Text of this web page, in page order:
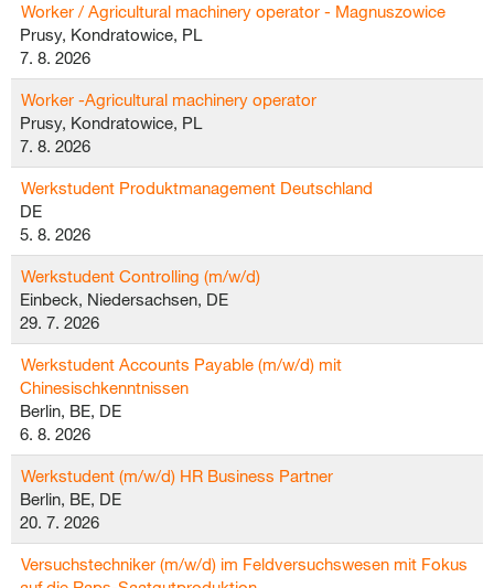
Worker / Agricultural machinery operator - Magnuszowice
Prusy, Kondratowice, PL
7. 8. 2026
Worker -Agricultural machinery operator
Prusy, Kondratowice, PL
7. 8. 2026
Werkstudent Produktmanagement Deutschland
DE
5. 8. 2026
Werkstudent Controlling (m/w/d)
Einbeck, Niedersachsen, DE
29. 7. 2026
Werkstudent Accounts Payable (m/w/d) mit
Chinesischkenntnissen
Berlin, BE, DE
6. 8. 2026
Werkstudent (m/w/d) HR Business Partner
Berlin, BE, DE
20. 7. 2026
Versuchstechniker (m/w/d) im Feldversuchswesen mit Fokus